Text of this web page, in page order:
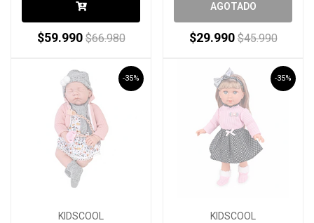
$59.990 $66.980
AGOTADO
$29.990 $45.990
-35%
KIDSCOOL
-35%
KIDSCOOL